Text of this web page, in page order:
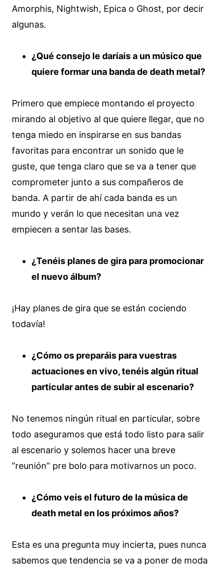
Amorphis, Nightwish, Epica o Ghost, por decir
algunas.
¿Qué consejo le daríais a un músico que
quiere formar una banda de death metal?
Primero que empiece montando el proyecto
mirando al objetivo al que quiere llegar, que no
tenga miedo en inspirarse en sus bandas
favoritas para encontrar un sonido que le
guste, que tenga claro que se va a tener que
comprometer junto a sus compañeros de
banda. A partir de ahí cada banda es un
mundo y verán lo que necesitan una vez
empiecen a sentar las bases.
¿Tenéis planes de gira para promocionar
el nuevo álbum?
¡Hay planes de gira que se están cociendo
todavía!
¿Cómo os preparáis para vuestras
actuaciones en vivo, tenéis algún ritual
particular antes de subir al escenario?
No tenemos ningún ritual en particular, sobre
todo aseguramos que está todo listo para salir
al escenario y solemos hacer una breve
“reunión” pre bolo para motivarnos un poco.
¿Cómo veis el futuro de la música de
death metal en los próximos años?
Esta es una pregunta muy incierta, pues nunca
sabemos que tendencia se va a poner de moda